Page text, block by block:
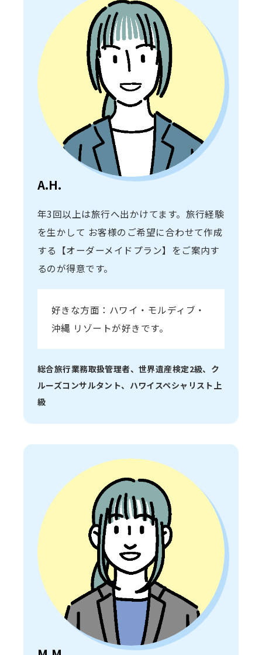
A.H.
年3回以上は旅行へ出かけてます。旅行経験
を生かして お客様のご希望に合わせて作成
する【オーダーメイドプラン】をご案内す
るのが得意です。
好きな方面：ハワイ・モルディブ・
沖縄 リゾートが好きです。
総合旅行業務取扱管理者、世界遺産検定2級、ク
ルーズコンサルタント、ハワイスペシャリスト上
級